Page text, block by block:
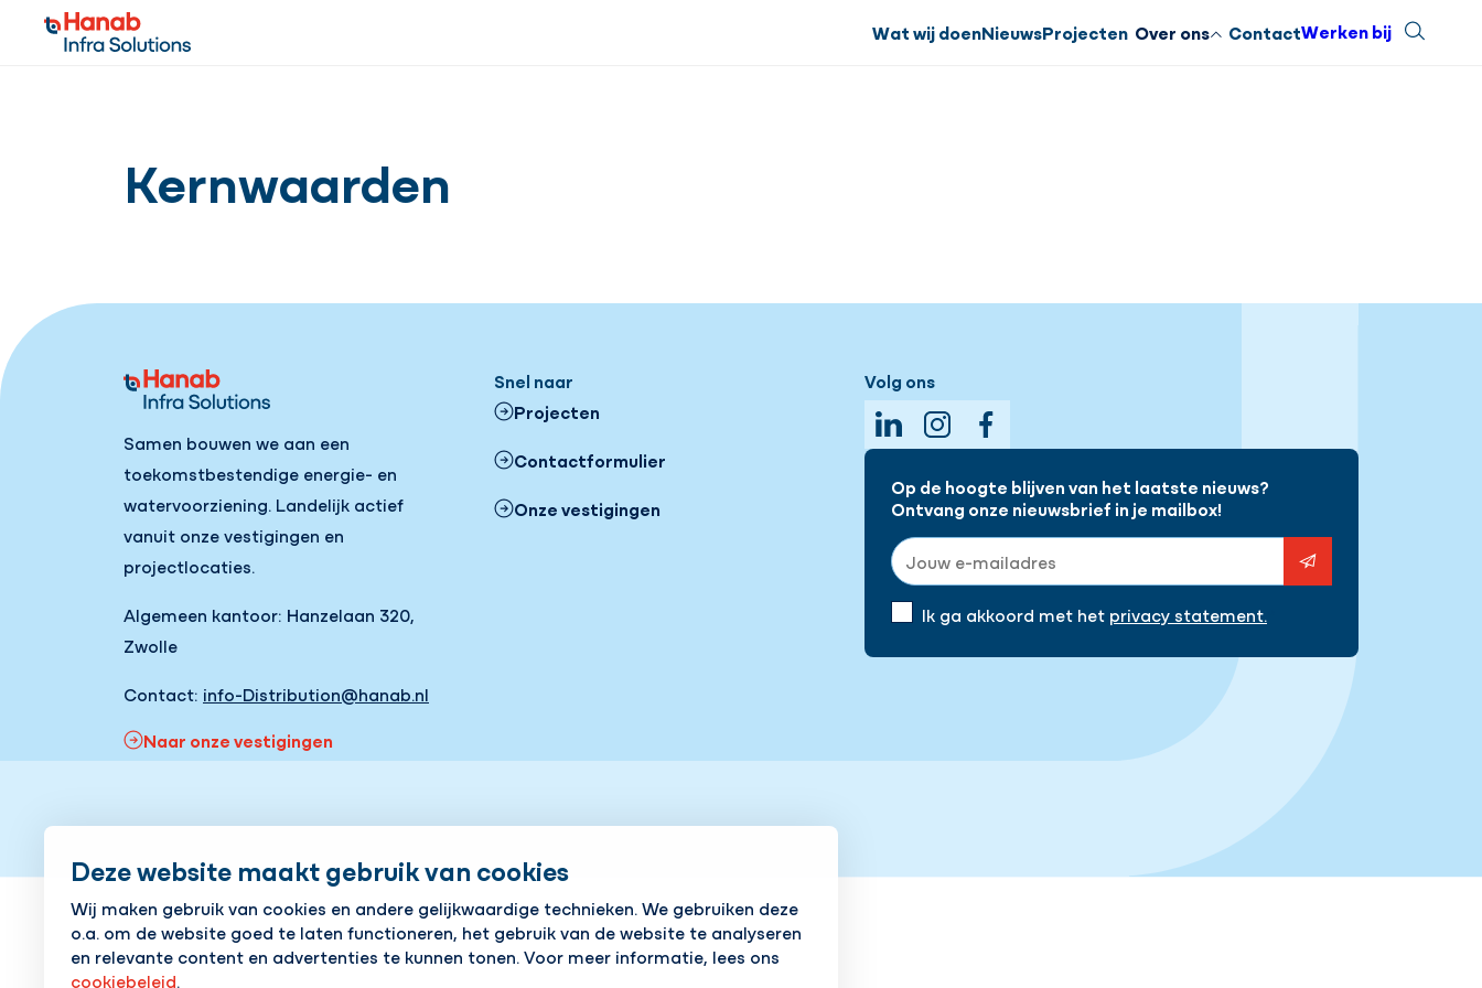
Deze website maakt gebruik van cookies
Wij maken gebruik van cookies en andere gelijkwaardige technieken. We gebruiken deze
o.a. om de website goed te laten functioneren, het gebruik van de website te analyseren
en relevante content en advertenties te kunnen tonen. Voor meer informatie, lees ons
cookiebeleid.
Wat wij doenNieuwsProjecten Over ons ContactWerken bij Zoeken
Kernwaarden
Samen bouwen we aan een
toekomstbestendige energie- en
watervoorziening. Landelijk actief
vanuit onze vestigingen en
projectlocaties.
Algemeen kantoor: Hanzelaan 320,
Zwolle
Contact: info-Distribution@hanab.nl
Naar onze vestigingen
Snel naar
Projecten
Contactformulier
Onze vestigingen
Volg ons
LinkedInInstagramFacebook
Op de hoogte blijven van het laatste nieuws?
Ontvang onze nieuwsbrief in je mailbox!
E-mailadres
Ik ga akkoord met het privacy statement.
Cookies aanpassen Cookie beleidPrivacy policy Responsible disclosure
Sluiten